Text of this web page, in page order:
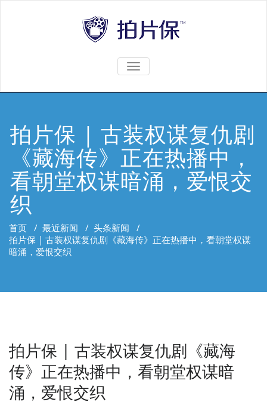
TOGGLE
拍片保 | 古装权谋复仇剧
《藏海传》正在热播中，
看朝堂权谋暗涌，爱恨交
织
首页 / 最近新闻 / 头条新闻 /
拍片保 | 古装权谋复仇剧《藏海传》正在热播中，看朝堂权谋
暗涌，爱恨交织
拍片保 | 古装权谋复仇剧《藏海
传》正在热播中，看朝堂权谋暗
涌，爱恨交织